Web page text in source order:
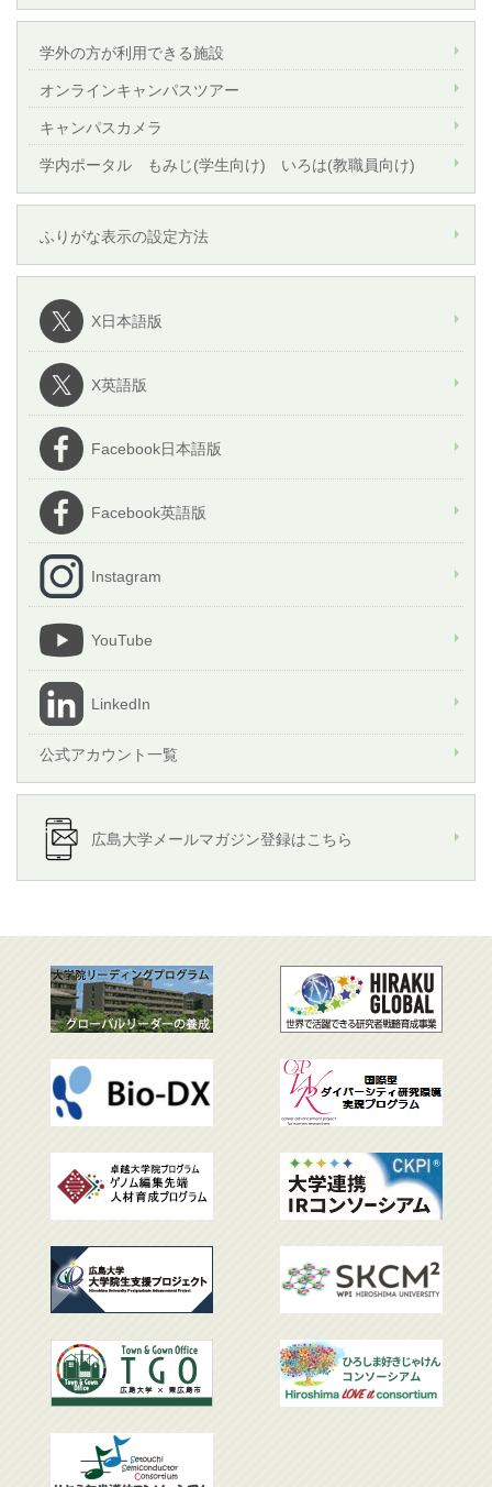
学外の方が利用できる施設
オンラインキャンパスツアー
キャンパスカメラ
学内ポータル もみじ(学生向け) いろは(教職員向け)
ふりがな表示の設定方法
X日本語版
X英語版
Facebook日本語版
Facebook英語版
Instagram
YouTube
LinkedIn
公式アカウント一覧
広島大学メールマガジン登録はこちら